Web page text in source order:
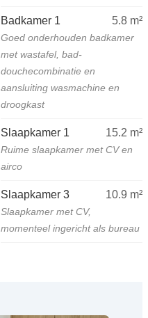
Badkamer 1 5.8 m²
Goed onderhouden badkamer
met wastafel, bad-
douchecombinatie en
aansluiting wasmachine en
droogkast
Slaapkamer 1 15.2 m²
Ruime slaapkamer met CV en
airco
Slaapkamer 3 10.9 m²
Slaapkamer met CV,
momenteel ingericht als bureau